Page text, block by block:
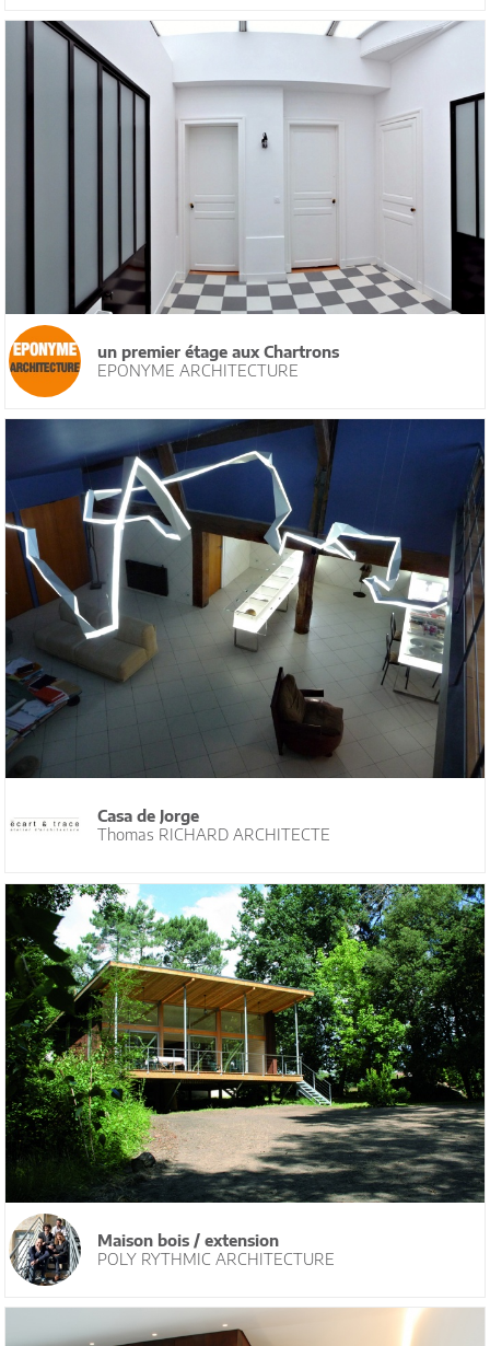
un premier étage aux Chartrons
EPONYME ARCHITECTURE
Casa de Jorge
Thomas RICHARD ARCHITECTE
Maison bois / extension
POLY RYTHMIC ARCHITECTURE